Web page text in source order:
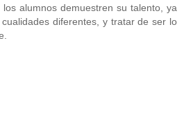
alumnos demuestren su talento, ya
diferentes, y tratar de ser lo